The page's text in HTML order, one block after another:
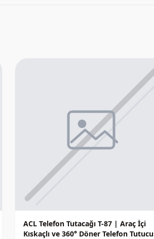
ACL Telefon Tutacağı T-87 | Araç İçi
Kıskaçlı ve 360° Döner Telefon Tutucu